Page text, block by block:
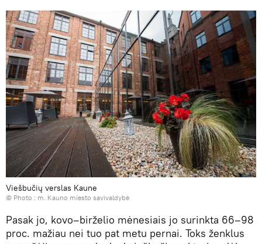
Viešbučių verslas Kaune
© Photo : m. Kauno miesto savivaldybė
Pasak jo, kovo–birželio mėnesiais jo surinkta 66–98
proc. mažiau nei tuo pat metu pernai. Toks ženklus